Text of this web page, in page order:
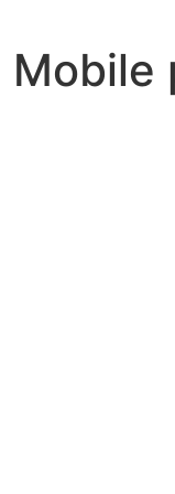
Mobile